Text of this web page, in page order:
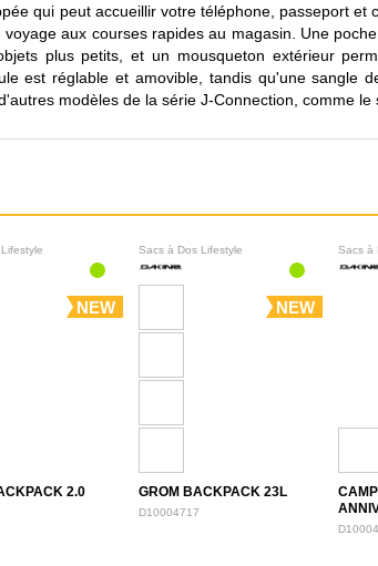
qui peut accueillir votre téléphone, passeport et
aux courses rapides au magasin. Une
plus petits, et un mousqueton extérieur
est réglable et amovible, tandis qu'une sangle
modèles de la série J-Connection, comme le
NEW
2.0
Sacs à Dos Lifestyle
NEW
GROM BACKPACK 23L
D10004717
Sacs à